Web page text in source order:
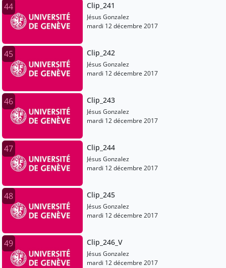
44 Clip_241
Jésus Gonzalez
mardi 12 décembre 2017
45 Clip_242
Jésus Gonzalez
mardi 12 décembre 2017
46 Clip_243
Jésus Gonzalez
mardi 12 décembre 2017
47 Clip_244
Jésus Gonzalez
mardi 12 décembre 2017
48 Clip_245
Jésus Gonzalez
mardi 12 décembre 2017
49 Clip_246_V
Jésus Gonzalez
mardi 12 décembre 2017